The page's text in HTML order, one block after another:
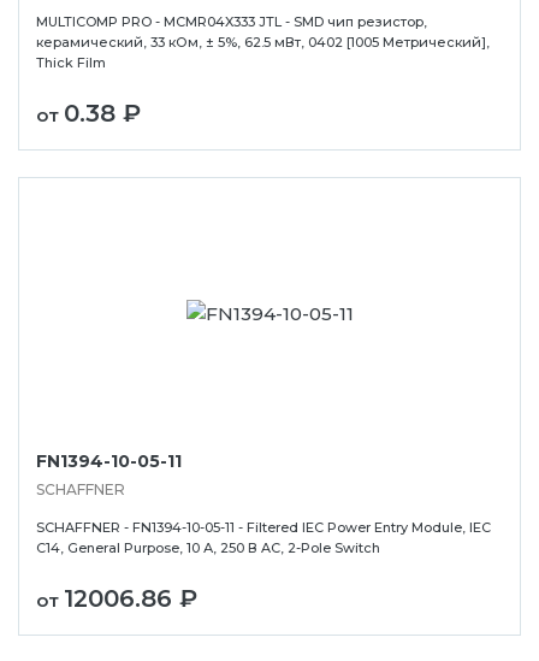
MULTICOMP PRO - MCMR04X333 JTL - SMD чип резистор,
керамический, 33 кОм, ± 5%, 62.5 мВт, 0402 [1005 Метрический],
Thick Film
от 0.38 ₽
FN1394-10-05-11
SCHAFFNER
SCHAFFNER - FN1394-10-05-11 - Filtered IEC Power Entry Module, IEC
C14, General Purpose, 10 А, 250 В AC, 2-Pole Switch
от 12006.86 ₽